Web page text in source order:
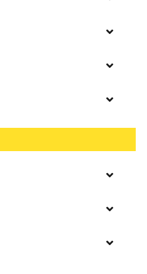
で不安や悩みを解消する